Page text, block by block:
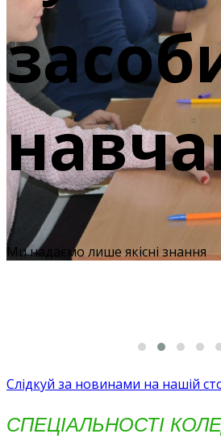
Ми надаємо лише якісні знання
Слідкуй за новинами на нашій
СПЕЦІАЛЬНОСТІ